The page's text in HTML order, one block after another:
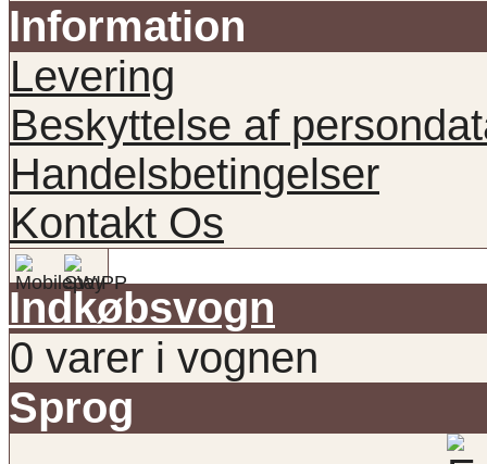
Information
Levering
Beskyttelse af
Handelsbetingelser
Kontakt Os
Indkøbsvogn
0 varer i vognen
Sprog